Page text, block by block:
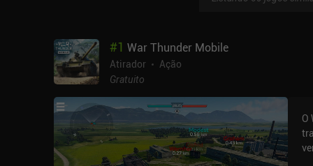
#1 War Thunder Mobile
Atirador
Ação
Gratuito
O